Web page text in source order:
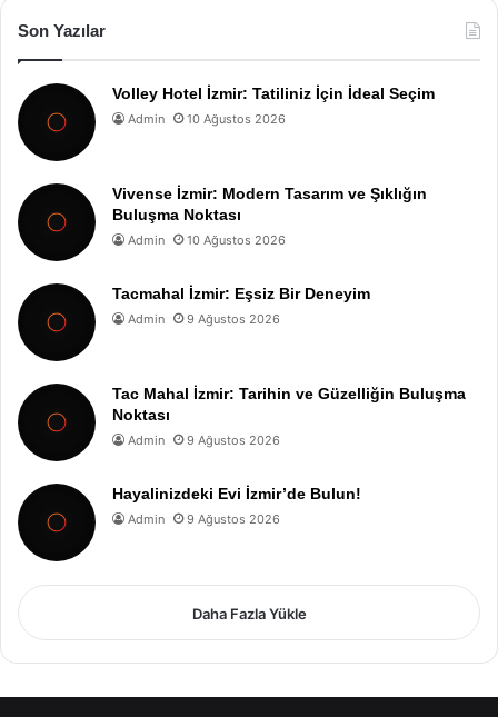
Son Yazılar
Volley Hotel İzmir: Tatiliniz İçin İdeal Seçim
Admin 10 Ağustos 2026
Vivense İzmir: Modern Tasarım ve Şıklığın
Buluşma Noktası
Admin 10 Ağustos 2026
Tacmahal İzmir: Eşsiz Bir Deneyim
Admin 9 Ağustos 2026
Tac Mahal İzmir: Tarihin ve Güzelliğin Buluşma
Noktası
Admin 9 Ağustos 2026
Hayalinizdeki Evi İzmir’de Bulun!
Admin 9 Ağustos 2026
Daha Fazla Yükle